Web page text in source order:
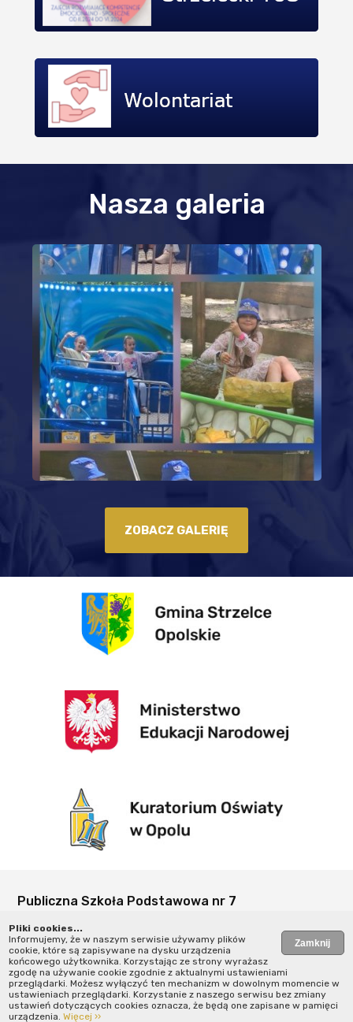
Nasza galeria
ZOBACZ GALERIĘ
Publiczna Szkoła Podstawowa nr 7
ul. Kardynała Wyszyńskiego 2
47-100 Strzelce Opolskie
+77 462 11 60
napisz do nas ››
Pliki cookies...
Informujemy, że w naszym serwisie używamy plików
cookie, które są zapisywane na dysku urządzenia
końcowego użytkownika. Korzystając ze strony wyrażasz
zgodę na używanie cookie zgodnie z aktualnymi ustawieniami
przeglądarki. Możesz wyłączyć ten mechanizm w dowolnym momencie w
ustawieniach przeglądarki. Korzystanie z naszego serwisu bez zmiany
ustawień dotyczących cookies oznacza, że będą one zapisane w pamięci
urządzenia.Więcej ››